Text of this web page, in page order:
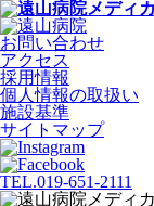
お問い合わせ
アクセス
採用情報
個人情報の取扱い
施設基準
サイトマップ
TEL.019-651-2111